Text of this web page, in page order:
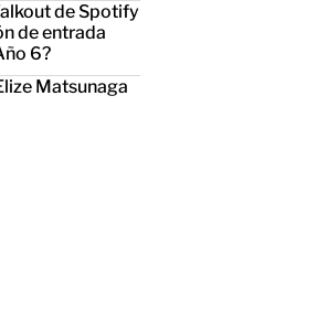
de Spotify
de entrada
6?
Matsunaga